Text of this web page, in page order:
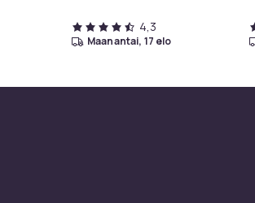
4,3
maanantai, 17 elo